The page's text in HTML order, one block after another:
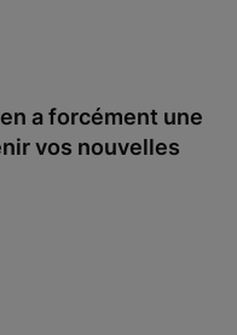
a forcément une
vos nouvelles